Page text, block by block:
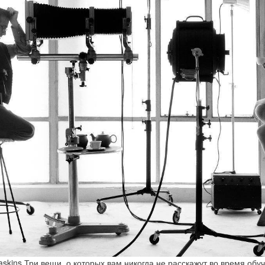
Три вещи, о которых вам никогда не расскажут во время